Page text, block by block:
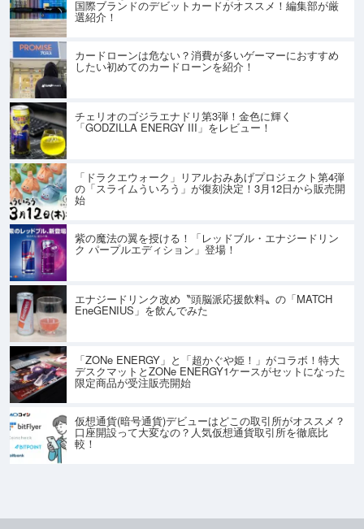
国際ブランドのデビットカードがオススメ！編集部が厳
選紹介！
カードローンは危ない？消費が多いゲーマーにおすすめ
したい初めてのカードローンを紹介！
チェリオのゴジラエナドリ第3弾！金色に輝く
「GODZILLA ENERGY III」をレビュー！
「ドラクエウォーク」リアルおみあげプロジェクト第4弾
の「スライムういろう」が復刻決定！3月12日から販売開
始
紫の魔法の翼を授ける！「レッドブル・エナジードリン
ク パープルエディション」登場！
エナジードリンク改め〝頭脳派応援飲料〟の「MATCH
EneGENIUS」を飲んでみた
「ZONe ENERGY」と「超かぐや姫！」がコラボ！特大
デスクマットとZONe ENERGY1ケースがセットになった
限定商品が受注販売開始
仮想通貨(暗号通貨)デビューはどこの取引所がオススメ？
口座開設って大変なの？人気仮想通貨取引所を徹底比
較！